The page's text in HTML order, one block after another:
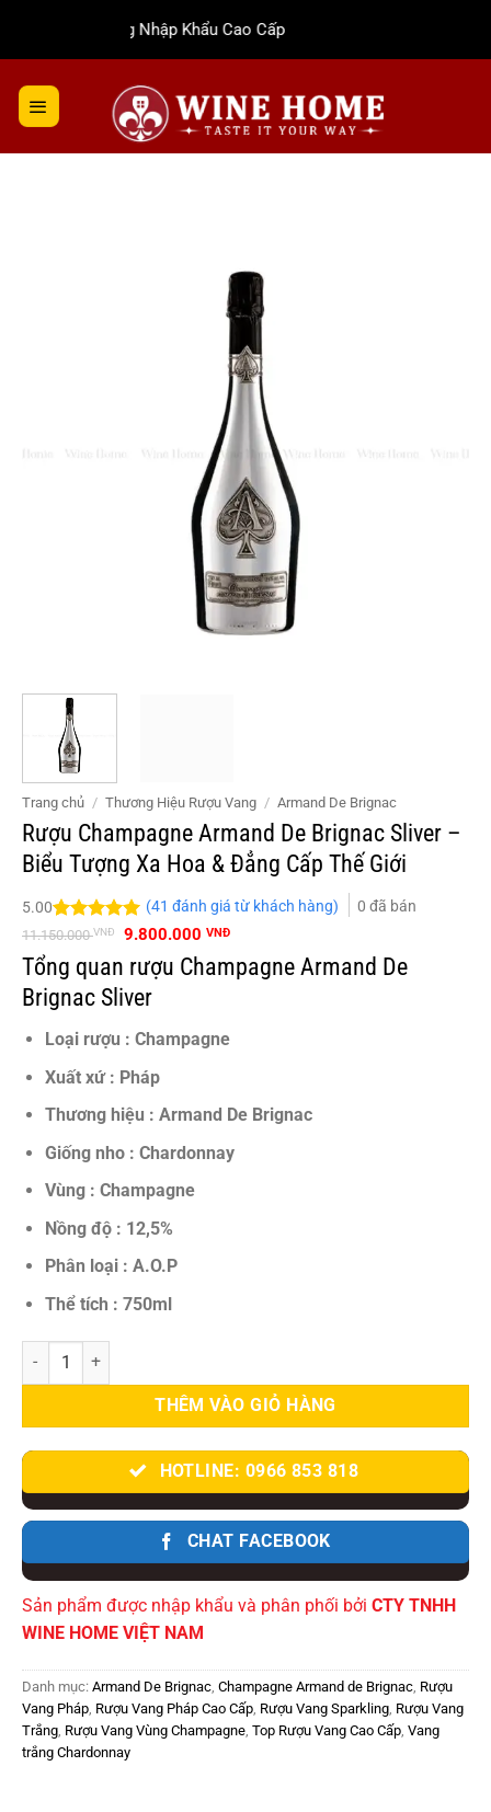
dung
Rượu Vang Nhập Khẩu Cao Cấp
Trang chủ / Thương Hiệu Rượu Vang / Armand De Brignac
Rượu Champagne Armand De Brignac Sliver –
Biểu Tượng Xa Hoa & Đẳng Cấp Thế Giới
5.00
5.00trên 5
41
(41 đánh giá từ khách hàng) 0 đã bán
11.150.000VNĐ
Giá
là:
11.150.000 VNĐ.
9.800.000 VNĐGiá
tại
là:
Tổng quan rượu Champagne Armand De
Brignac Sliver
Loại rượu : Champagne
Xuất xứ : Pháp
Thương hiệu : Armand De Brignac
Giống nho : Chardonnay
Vùng : Champagne
Nồng độ : 12,5%
Phân loại : A.O.P
Thể tích : 750ml
Rượu Champagne Armand De Brignac Sliver - Biểu Tượng Xa Hoa
THÊM VÀO GIỎ HÀNG
HOTLINE: 0966 853 818
CHAT FACEBOOK
Sản phẩm được nhập khẩu và phân phối bởi CTY TNHH
WINE HOME VIỆT NAM
Danh mục: Armand De Brignac Champagne Armand de Brignac Rượu
Vang Pháp Rượu Vang Pháp Cao Cấp Rượu Vang Sparkling Rượu Vang
Trắng Rượu Vang Vùng Champagne Top Rượu Vang Cao Cấp Vang
trắng Chardonnay